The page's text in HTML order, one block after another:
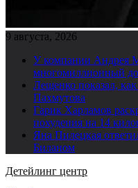
9 августа, 2026
У компании Андрея
многомиллионный
Лещенко показал,
Пахмутова
Гарик Харламов
похудения на 14
Яна Пилецкая
Биланом
Детейлинг центр